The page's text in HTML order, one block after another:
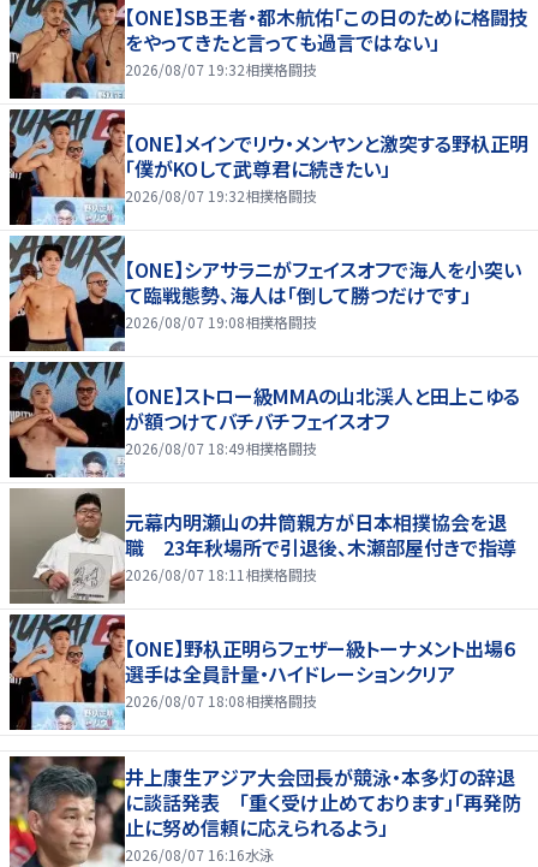
【ONE】SB王者・都木航佑「この日のために格闘技
をやってきたと言っても過言ではない」
2026/08/07 19:32相撲格闘技
【ONE】メインでリウ・メンヤンと激突する野杁正明
「僕がKOして武尊君に続きたい」
2026/08/07 19:32相撲格闘技
【ONE】シアサラニがフェイスオフで海人を小突い
て臨戦態勢、海人は「倒して勝つだけです」
2026/08/07 19:08相撲格闘技
【ONE】ストロー級MMAの山北渓人と田上こゆる
が額つけてバチバチフェイスオフ
2026/08/07 18:49相撲格闘技
元幕内明瀬山の井筒親方が日本相撲協会を退
職 23年秋場所で引退後、木瀬部屋付きで指導
2026/08/07 18:11 相撲格闘技
【ONE】野杁正明らフェザー級トーナメント出場６
選手は全員計量・ハイドレーションクリア
2026/08/07 18:08相撲格闘技
井上康生アジア大会団長が競泳・本多灯の辞退
に談話発表 「重く受け止めております」「再発防
止に努め信頼に応えられるよう」
2026/08/07 16:16水泳